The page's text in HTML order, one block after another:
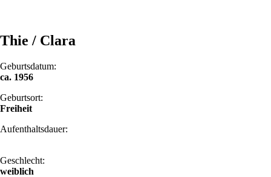
Thie / Clara
Geburtsdatum:
ca. 1956
Geburtsort:
Freiheit
Aufenthaltsdauer:
Geschlecht:
weiblich